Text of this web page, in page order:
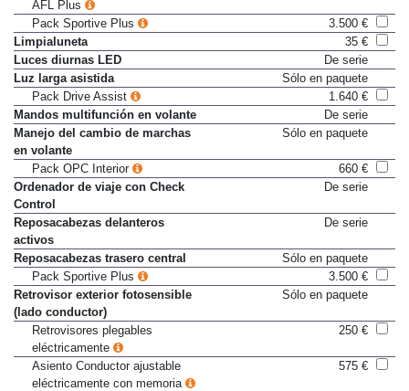
AFL Plus
Pack Sportive Plus
3.500 €
Limpialuneta
35 €
Luces diurnas LED
De serie
Luz larga asistida
Sólo en paquete
Pack Drive Assist
1.640 €
Mandos multifunción en volante
De serie
Manejo del cambio de marchas
en volante
Sólo en paquete
Pack OPC Interior
660 €
Ordenador de viaje con Check
Control
De serie
Reposacabezas delanteros
activos
De serie
Reposacabezas trasero central
Sólo en paquete
Pack Sportive Plus
3.500 €
Retrovisor exterior fotosensible
(lado conductor)
Sólo en paquete
Retrovisores plegables
eléctricamente
250 €
Asiento Conductor ajustable
eléctricamente con memoria
575 €